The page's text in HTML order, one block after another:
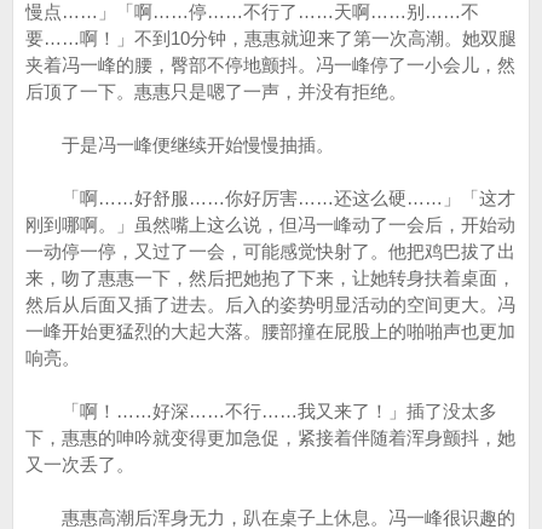
慢点……」「啊……停……不行了……天啊……别……不
要……啊！」不到10分钟，惠惠就迎来了第一次高潮。她双腿
夹着冯一峰的腰，臀部不停地颤抖。冯一峰停了一小会儿，然
后顶了一下。惠惠只是嗯了一声，并没有拒绝。
于是冯一峰便继续开始慢慢抽插。
「啊……好舒服……你好厉害……还这么硬……」「这才
刚到哪啊。」虽然嘴上这么说，但冯一峰动了一会后，开始动
一动停一停，又过了一会，可能感觉快射了。他把鸡巴拔了出
来，吻了惠惠一下，然后把她抱了下来，让她转身扶着桌面，
然后从后面又插了进去。后入的姿势明显活动的空间更大。冯
一峰开始更猛烈的大起大落。腰部撞在屁股上的啪啪声也更加
响亮。
「啊！……好深……不行……我又来了！」插了没太多
下，惠惠的呻吟就变得更加急促，紧接着伴随着浑身颤抖，她
又一次丢了。
惠惠高潮后浑身无力，趴在桌子上休息。冯一峰很识趣的